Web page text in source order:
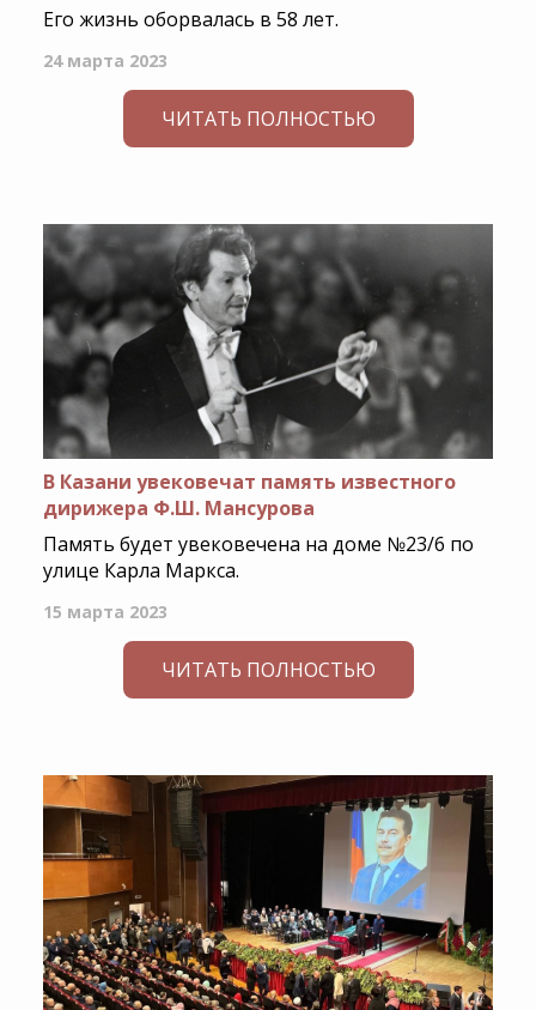
Его жизнь оборвалась в 58 лет.
24 марта 2023
ЧИТАТЬ ПОЛНОСТЬЮ
В Казани увековечат память известного
дирижера Ф.Ш. Мансурова
Память будет увековечена на доме №23/6 по
улице Карла Маркса.
15 марта 2023
ЧИТАТЬ ПОЛНОСТЬЮ